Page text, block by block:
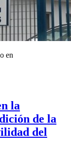
en
la
de la
del